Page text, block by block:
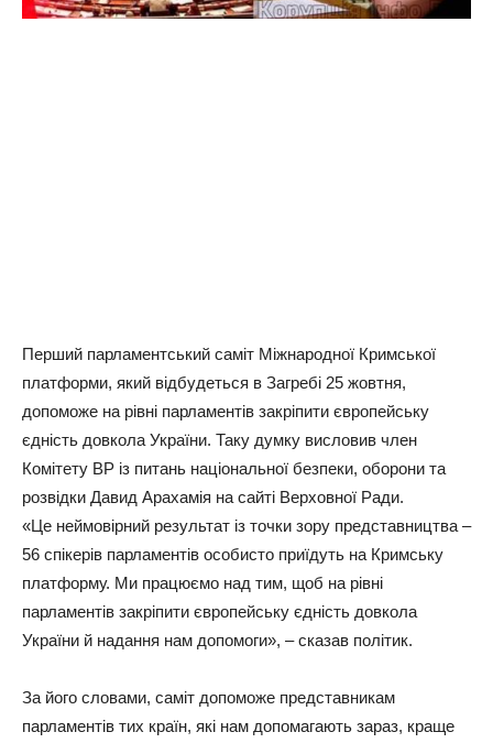
Перший парламентський саміт Міжнародної Кримської
платформи, який відбудеться в Загребі 25 жовтня,
допоможе на рівні парламентів закріпити європейську
єдність довкола України. Таку думку висловив член
Комітету ВР із питань національної безпеки, оборони та
розвідки Давид Арахамія на сайті Верховної Ради.
«Це неймовірний результат із точки зору представництва –
56 спікерів парламентів особисто приїдуть на Кримську
платформу. Ми працюємо над тим, щоб на рівні
парламентів закріпити європейську єдність довкола
України й надання нам допомоги», – сказав політик.
За його словами, саміт допоможе представникам
парламентів тих країн, які нам допомагають зараз, краще